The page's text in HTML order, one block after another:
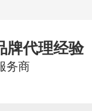
牌代理经验
务商